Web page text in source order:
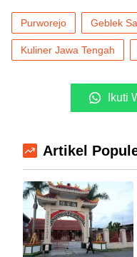
Purworejo Geblek
Kuliner Jawa Tengah
Ikuti
Artikel